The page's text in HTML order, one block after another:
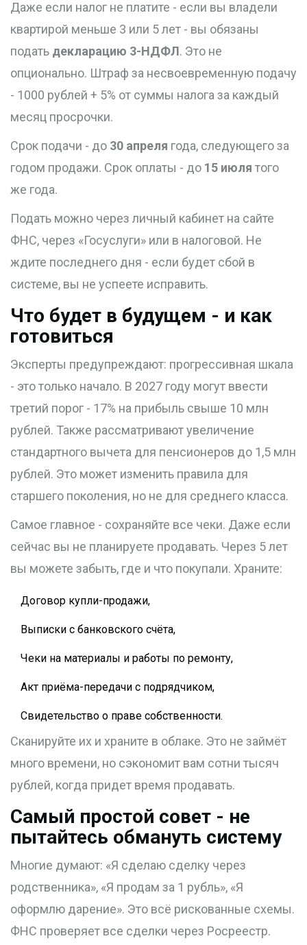
Даже если налог не платите - если вы владели
квартирой меньше 3 или 5 лет - вы обязаны
подать декларацию 3-НДФЛ. Это не
опционально. Штраф за несвоевременную подачу
- 1000 рублей + 5% от суммы налога за каждый
месяц просрочки.
Срок подачи - до 30 апреля года, следующего за
годом продажи. Срок оплаты - до 15 июля того
же года.
Подать можно через личный кабинет на сайте
ФНС, через «Госуслуги» или в налоговой. Не
ждите последнего дня - если будет сбой в
системе, вы не успеете исправить.
Что будет в будущем - и как
готовиться
Эксперты предупреждают: прогрессивная шкала
- это только начало. В 2027 году могут ввести
третий порог - 17% на прибыль свыше 10 млн
рублей. Также рассматривают увеличение
стандартного вычета для пенсионеров до 1,5 млн
рублей. Это может изменить правила для
старшего поколения, но не для среднего класса.
Самое главное - сохраняйте все чеки. Даже если
сейчас вы не планируете продавать. Через 5 лет
вы можете забыть, где и что покупали. Храните:
Договор купли-продажи,
Выписки с банковского счёта,
Чеки на материалы и работы по ремонту,
Акт приёма-передачи с подрядчиком,
Свидетельство о праве собственности.
Сканируйте их и храните в облаке. Это не займёт
много времени, но сэкономит вам сотни тысяч
рублей, когда придет время продавать.
Самый простой совет - не
пытайтесь обмануть систему
Многие думают: «Я сделаю сделку через
родственника», «Я продам за 1 рубль», «Я
оформлю дарение». Это всё рискованные схемы.
ФНС проверяет все сделки через Росреестр.